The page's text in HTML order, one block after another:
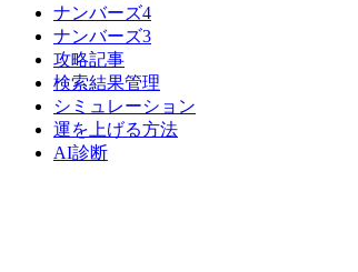
ナンバーズ4
ナンバーズ3
攻略記事
検索結果管理
シミュレーション
運を上げる方法
AI診断